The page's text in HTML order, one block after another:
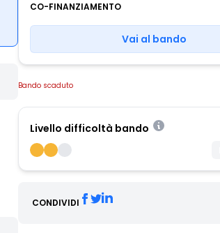
CO-FINANZIAMENTO
Vai al bando
Bando scaduto
Livello difficoltà bando
CONDIVIDI